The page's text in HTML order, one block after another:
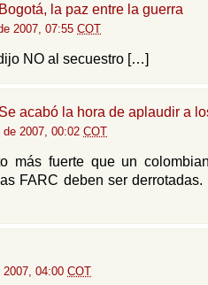
la paz entre la guerra
2007, 07:55 COT
NO al secuestro […]
acabó la hora de aplaudir a
2007, 00:02 COT
más fuerte que un
FARC deben ser derrotadas.
04:00 COT